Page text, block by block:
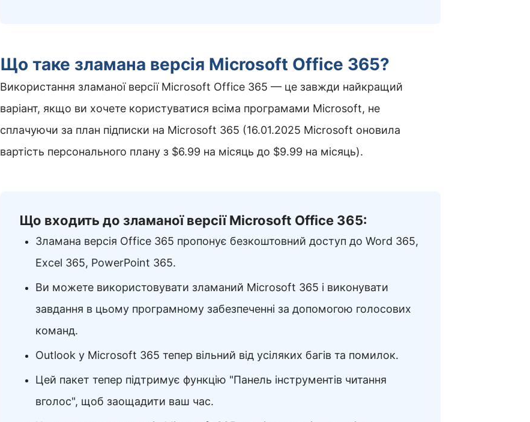
Що таке зламана версія Microsoft Office 365?
Використання зламаної версії Microsoft Office 365 — це завжди найкращий
варіант, якщо ви хочете користуватися всіма програмами Microsoft, не
сплачуючи за план підписки на Microsoft 365 (16.01.2025 Microsoft оновила
вартість персонального плану з $6.99 на місяць до $9.99 на місяць).
Що входить до зламаної версії Microsoft Office 365:
Зламана версія Office 365 пропонує безкоштовний доступ до Word 365,
Excel 365, PowerPoint 365.
Ви можете використовувати зламаний Microsoft 365 і виконувати
завдання в цьому програмному забезпеченні за допомогою голосових
команд.
Outlook у Microsoft 365 тепер вільний від усіляких багів та помилок.
Цей пакет тепер підтримує функцію "Панель інструментів читання
вголос", щоб заощадити ваш час.